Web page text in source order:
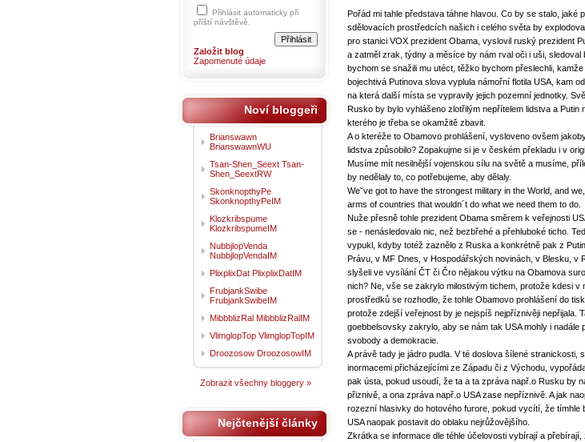
Pořád mi tahle představa táhne hlavou. Co by se stalo, jaké
sdělovacích prostředcích našich i celého světa by
pro stanici VOX prezident Obama, vyslovil ruský prezident
a zatměl zrak, týdny a měsíce by nám rval oči i uši,
bychom se snažili mu utéct, těžko bychom přeslechli,
bojechtivá Putinova slova vyplula námořní flotila USA, kam
na která další místa se vypravily jejich pozemní jednotky.
Rusko by bylo vyhlášeno zlotřilým nepřítelem lidstva a Putin
kterého je třeba se okamžitě zbavit.
A o kteréže to Obamovo prohlášení, vysloveno ovšem
lidstva způsobilo? Zopakujme si je v českém překladu i v
Musíme mít nesilnější vojenskou sílu na světě a musíme,
by nedělaly to, co potřebujeme, aby dělaly.
Weˇve got to have the strongest military in the World, and
arms of countries that wouldn´t do what we need them to do.
Nuže přesně tohle prezident Obama směrem k veřejnosti
se - nenásledovalo nic, než bezbřehé a přehluboké ticho.
vypukl, kdyby totéž zaznělo z Ruska a konkrétně pak z
Právu, v MF Dnes, v Hospodářských novinách, v Blesku, v
slyšeli ve vysílání ČT či Čro nějakou výtku na Obamova
nich? Ne, vše se zakrylo milostivým tichem, protože kdesi
prostředků se rozhodlo, že tohle Obamovo prohlášení do
protože zdejší veřejnost by je nejspíš nejpříznivěji nepřijala.
goebbelsovsky zakrylo, aby se nám tak USA mohly i nadále
svobody a demokracie.
A právě tady je jádro pudla. V té doslova šílené stranickosti,
inormacemi přicházejícími ze Západu či z Východu,
pak ústa, pokud usoudí, že ta a ta zpráva např.o Rusku by
přiznivě, a ona zpráva např.o USA zase nepříznivě. A jak
rozezní hlasivky do hotového furore, pokud vycítí, že tímhle
USA naopak postavit do oblaku nejrůžovějšího.
Zkrátka se informace dle téhle účelovosti vybírají a
Přihlásit automaticky při
příští návštěvě.
Založit blog
Zapomenuté údaje
Noví bloggeři
Brianswawn
BrianswawnWU
Tsan-Shen_Seext Tsan-
Shen_SeextRW
SkonknopthyPe
SkonknopthyPeIM
Klozkribspume
KlozkribspumeIM
NubbjlopVenda
NubbjlopVendaIM
PlixplixDat PlixplixDatIM
FrubjankSwibe
FrubjankSwibeIM
MibbblizRal MibbblizRalIM
VlimglopTop VlimglopTopIM
Droozosow DroozosowIM
Zobrazit všechny bloggery »
Nejčtenější články